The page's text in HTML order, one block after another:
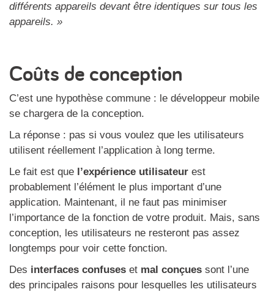
différents appareils devant être identiques sur tous les
appareils. »
Coûts de conception
C’est une hypothèse commune : le développeur mobile
se chargera de la conception.
La réponse : pas si vous voulez que les utilisateurs
utilisent réellement l’application à long terme.
Le fait est que l’expérience utilisateur est
probablement l’élément le plus important d’une
application. Maintenant, il ne faut pas minimiser
l’importance de la fonction de votre produit. Mais, sans
conception, les utilisateurs ne resteront pas assez
longtemps pour voir cette fonction.
Des interfaces confuses et mal conçues sont l’une
des principales raisons pour lesquelles les utilisateurs